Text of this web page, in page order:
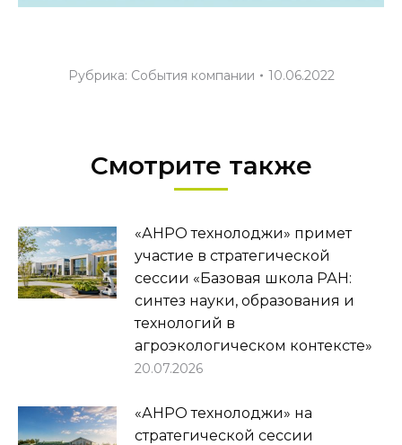
Рубрика: События компании 10.06.2022
Смотрите также
«АНРО технолоджи» примет
участие в стратегической
сессии «Базовая школа РАН:
синтез науки, образования и
технологий в
агроэкологическом контексте»
20.07.2026
«АНРО технолоджи» на
стратегической сессии